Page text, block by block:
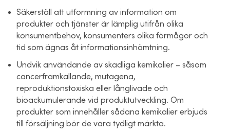
Säkerställ att utformning av information om
produkter och tjänster är lämplig utifrån olika
konsumentbehov, konsumenters olika förmågor och
tid som ägnas åt informationsinhämtning.
Undvik användande av skadliga kemikalier – såsom
cancerframkallande, mutagena,
reproduktionstoxiska eller långlivade och
bioackumulerande vid produktutveckling. Om
produkter som innehåller sådana kemikalier erbjuds
till försäljning bör de vara tydligt märkta.